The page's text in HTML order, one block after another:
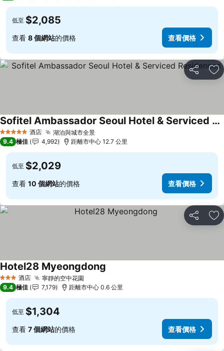
低至 $2,085
查看 8 個網站的價格 查看價格
分享 放
5 星級 酒店 湖泊與城市全景
Sofitel Ambassador Seoul Hotel & Serviced Residences
9.4 極佳 4,992 距離市中心 12.7 公里
低至 $2,029
查看 10 個網站的價格 查看價格
分享 放
3 星級 酒店 寧靜的空中花園
Hotel28 Myeongdong
9.4 極佳 7,179 距離市中心 0.6 公里
低至 $1,304
查看 7 個網站的價格 查看價格